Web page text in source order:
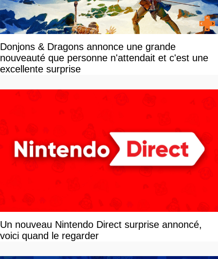
Donjons & Dragons annonce une grande
nouveauté que personne n'attendait et c'est une
excellente surprise
Un nouveau Nintendo Direct surprise annoncé,
voici quand le regarder